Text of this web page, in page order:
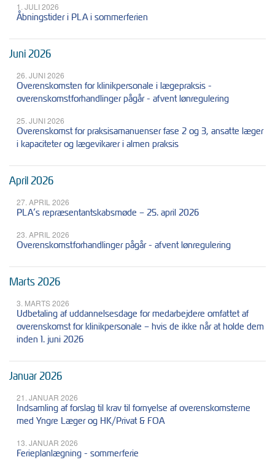
1. JULI 2026
Åbningstider i PLA i sommerferien
Juni 2026
26. JUNI 2026
Overenskomsten for klinikpersonale i lægepraksis -
overenskomstforhandlinger pågår - afvent lønregulering
25. JUNI 2026
Overenskomst for praksisamanuenser fase 2 og 3, ansatte læger
i kapaciteter og lægevikarer i almen praksis
April 2026
27. APRIL 2026
PLA’s repræsentantskabsmøde – 25. april 2026
23. APRIL 2026
Overenskomstforhandlinger pågår - afvent lønregulering
Marts 2026
3. MARTS 2026
Udbetaling af uddannelsesdage for medarbejdere omfattet af
overenskomst for klinikpersonale – hvis de ikke når at holde dem
inden 1. juni 2026
Januar 2026
21. JANUAR 2026
Indsamling af forslag til krav til fornyelse af overenskomsterne
med Yngre Læger og HK/Privat & FOA
13. JANUAR 2026
Ferieplanlægning - sommerferie